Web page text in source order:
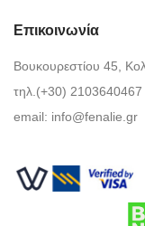
Επικοινωνία
Βουκουρεστίου 45,
τηλ.(+30) 2103640467
email: info@fenalie.gr